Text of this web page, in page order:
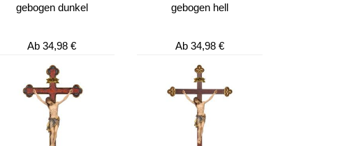
gebogen dunkel
Ab 34,98 €
gebogen hell
Ab 34,98 €